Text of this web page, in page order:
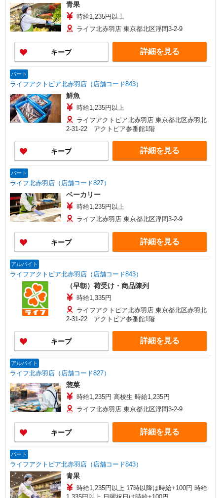
青果
時給1,235円以上
ライフ北赤羽店 東京都北区浮間3-2-9
キープ 詳細を見る
パート
ライフアクトピア北赤羽店（店舗コード843）
鮮魚
時給1,235円以上
ライフアクトピア北赤羽店 東京都北区赤羽北
2-31-22 アクトピア参番館1階
キープ 詳細を見る
パート
ライフ北赤羽店（店舗コード827）
ベーカリー
時給1,235円以上
ライフ北赤羽店 東京都北区浮間3-2-9
キープ 詳細を見る
アルバイト
ライフアクトピア北赤羽店（店舗コード843）
（早朝）荷受け・商品陳列
時給1,335円
ライフアクトピア北赤羽店 東京都北区赤羽北
2-31-22 アクトピア参番館1階
キープ 詳細を見る
アルバイト
ライフ北赤羽店（店舗コード827）
惣菜
時給1,235円 高校生 時給1,235円
ライフ北赤羽店 東京都北区浮間3-2-9
キープ 詳細を見る
パート
ライフアクトピア北赤羽店（店舗コード843）
青果
時給1,235円以上 17時以降は時給+100円 時給